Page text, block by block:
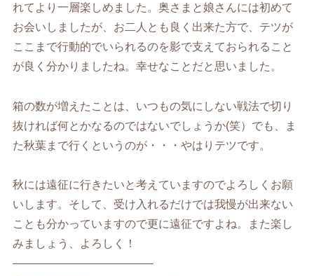
れてより一層楽しめました。奥さまと娘さんには初めて
お会いしましたが、お二人とも良く出来た方で、テツが
ここまで行動的でいられるのを影で支えておられること
が良く分かりましたね。幸せなことだと思いました。
箱の数が増えたことは、いつもの気にしない戦法で切り
抜ければ何とかなるのではないでしょうか(笑）でも、ま
た秋葉まで行くというのが・・・やはりテツです。
秋には遠征に行きたいと考えていますのでよろしくお願
いします。そして、受け入れるだけでは我慢が出来ない
ことも分かっていますので更に遠征ですよね。また楽し
みましょう、よろしく！
————————————–